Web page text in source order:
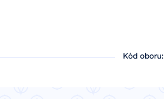
Kód oboru: